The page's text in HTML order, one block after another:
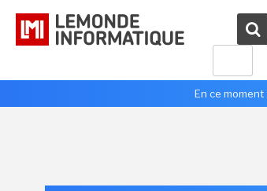
En ce moment :